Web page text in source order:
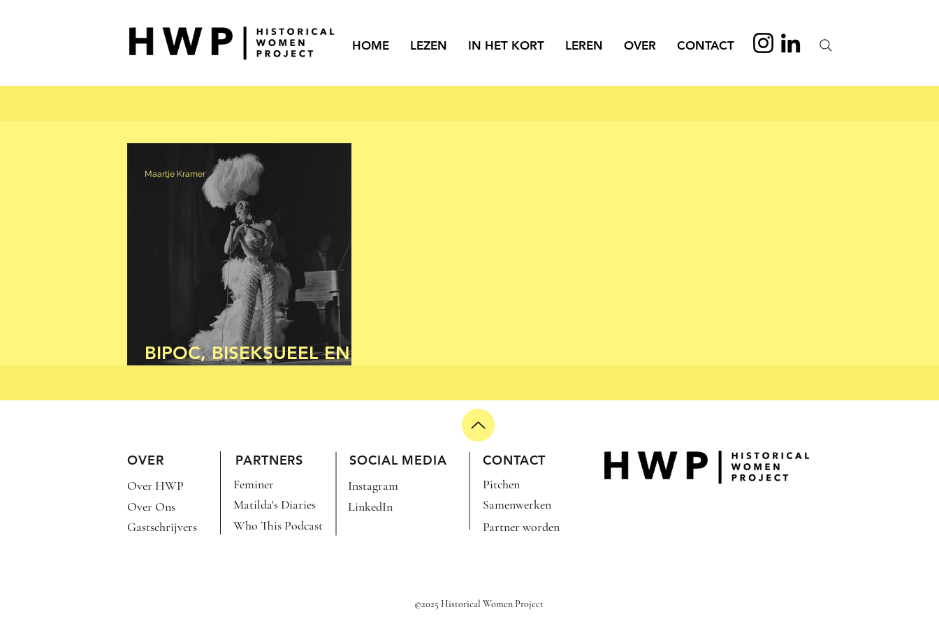
HOME LEZEN IN HET KORT LEREN OVER CONTACT
BIPOC, BISEKSUEEL EN
Maartje Kramer
OVER PARTNERS SOCIAL MEDIA CONTACT
Over HWP
Over Ons
Pitchen
Samenwerken
Instagram
Feminer
Matilda's Diaries
LinkedIn
Gastschrijvers
Who This Podcast Partner worden
©2025 Historical Women Project